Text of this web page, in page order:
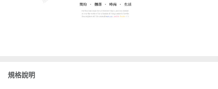
規格說明